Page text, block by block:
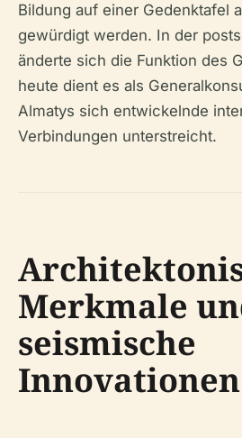
Bildung auf einer Gedenktafel
gewürdigt werden. In der
änderte sich die Funktion des
heute dient es als
Almatys sich entwickelnde
Verbindungen unterstreicht.
Merkmale
seismische
Innovationen